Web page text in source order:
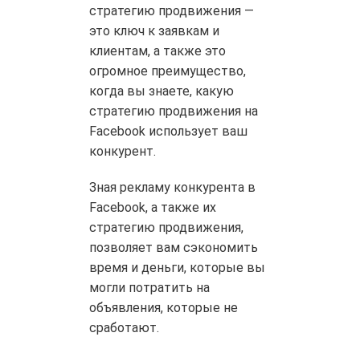
стратегию продвижения —
это ключ к заявкам и
клиентам, а также это
огромное преимущество,
когда вы знаете, какую
стратегию продвижения на
Facebook использует ваш
конкурент.
Зная рекламу конкурента в
Facebook, а также их
стратегию продвижения,
позволяет вам сэкономить
время и деньги, которые вы
могли потратить на
объявления, которые не
сработают.